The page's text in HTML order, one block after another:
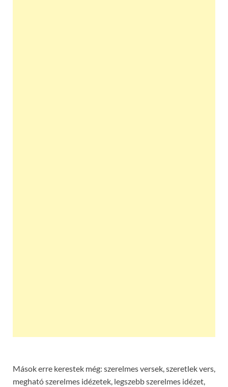
Mások erre kerestek még: szerelmes versek, szeretlek vers,
megható szerelmes idézetek, legszebb szerelmes idézet,